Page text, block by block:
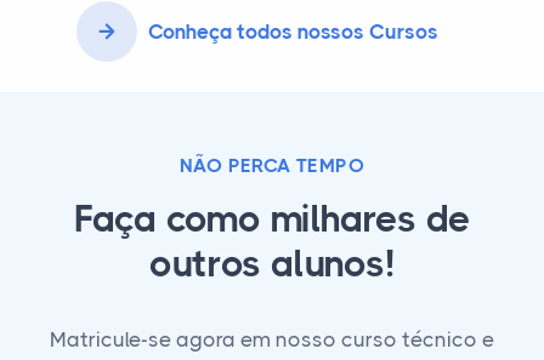
Conheça todos nossos Cursos
NÃO PERCA TEMPO
Faça como milhares de
outros alunos!
Matricule-se agora em nosso curso técnico e